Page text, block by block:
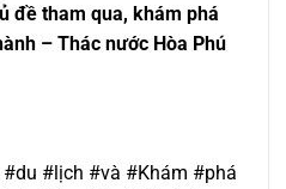
đề tham qua, khám phá
– Thác nước Hòa Phú
#lịch #và #Khám #phá